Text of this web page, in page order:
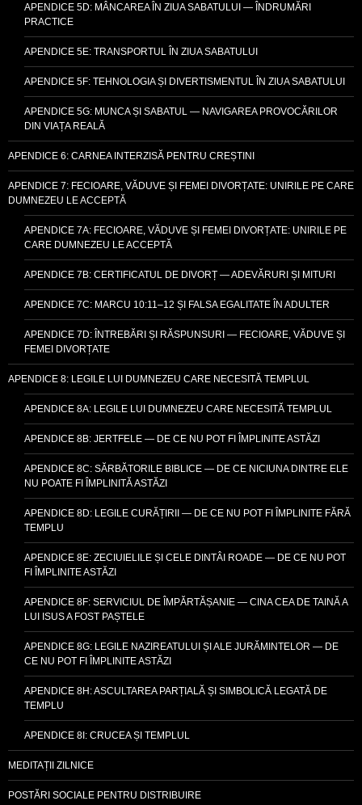
APENDICE 5D: MÂNCAREA ÎN ZIUA SABATULUI — ÎNDRUMĂRI
PRACTICE
APENDICE 5E: TRANSPORTUL ÎN ZIUA SABATULUI
APENDICE 5F: TEHNOLOGIA ȘI DIVERTISMENTUL ÎN ZIUA SABATULUI
APENDICE 5G: MUNCA ȘI SABATUL — NAVIGAREA PROVOCĂRILOR
DIN VIAȚA REALĂ
APENDICE 6: CARNEA INTERZISĂ PENTRU CREȘTINI
APENDICE 7: FECIOARE, VĂDUVE ȘI FEMEI DIVORȚATE: UNIRILE PE CARE
DUMNEZEU LE ACCEPTĂ
APENDICE 7A: FECIOARE, VĂDUVE ȘI FEMEI DIVORȚATE: UNIRILE PE
CARE DUMNEZEU LE ACCEPTĂ
APENDICE 7B: CERTIFICATUL DE DIVORȚ — ADEVĂRURI ȘI MITURI
APENDICE 7C: MARCU 10:11–12 ȘI FALSA EGALITATE ÎN ADULTER
APENDICE 7D: ÎNTREBĂRI ȘI RĂSPUNSURI — FECIOARE, VĂDUVE ȘI
FEMEI DIVORȚATE
APENDICE 8: LEGILE LUI DUMNEZEU CARE NECESITĂ TEMPLUL
APENDICE 8A: LEGILE LUI DUMNEZEU CARE NECESITĂ TEMPLUL
APENDICE 8B: JERTFELE — DE CE NU POT FI ÎMPLINITE ASTĂZI
APENDICE 8C: SĂRBĂTORILE BIBLICE — DE CE NICIUNA DINTRE ELE
NU POATE FI ÎMPLINITĂ ASTĂZI
APENDICE 8D: LEGILE CURĂȚIRII — DE CE NU POT FI ÎMPLINITE FĂRĂ
TEMPLU
APENDICE 8E: ZECIUIELILE ȘI CELE DINTÂI ROADE — DE CE NU POT
FI ÎMPLINITE ASTĂZI
APENDICE 8F: SERVICIUL DE ÎMPĂRTĂȘANIE — CINA CEA DE TAINĂ A
LUI ISUS A FOST PAȘTELE
APENDICE 8G: LEGILE NAZIREATULUI ȘI ALE JURĂMINTELOR — DE
CE NU POT FI ÎMPLINITE ASTĂZI
APENDICE 8H: ASCULTAREA PARȚIALĂ ȘI SIMBOLICĂ LEGATĂ DE
TEMPLU
APENDICE 8I: CRUCEA ȘI TEMPLUL
MEDITAȚII ZILNICE
POSTĂRI SOCIALE PENTRU DISTRIBUIRE